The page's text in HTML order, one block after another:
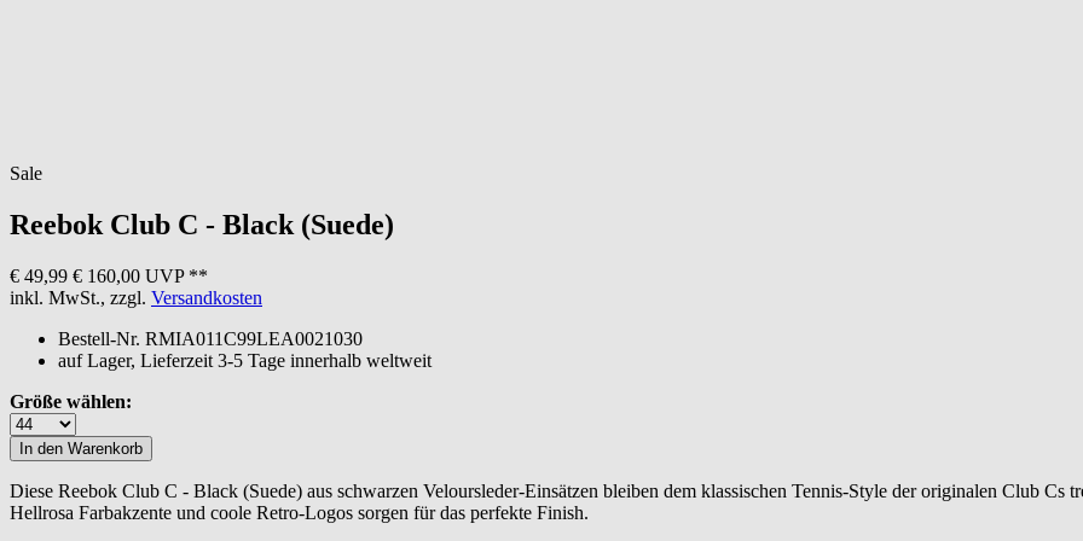
Sale
Reebok Club C - Black (Suede)
€ 49,99 € 160,00 UVP **
inkl. MwSt., zzgl. Versandkosten
Bestell-Nr. RMIA011C99LEA0021030
auf Lager, Lieferzeit 3-5 Tage innerhalb weltweit
Größe wählen:
Diese Reebok Club C - Black (Suede) aus schwarzen Veloursleder-Einsätzen bleiben dem klassischen Tennis-Style der originalen Club Cs
Hellrosa Farbakzente und coole Retro-Logos sorgen für das perfekte Finish.